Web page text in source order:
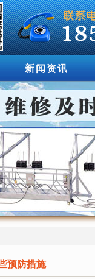
新闻资讯
预防措施